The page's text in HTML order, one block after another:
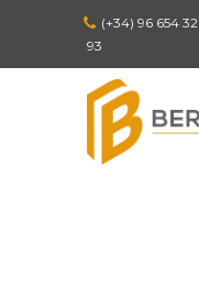
(+34) 96 654 32
93